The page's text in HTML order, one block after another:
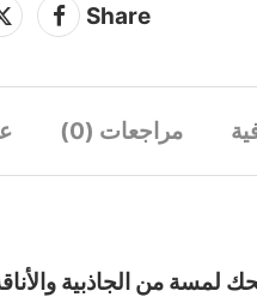
Share
مراجعات (0)
لمسة من الجاذبية